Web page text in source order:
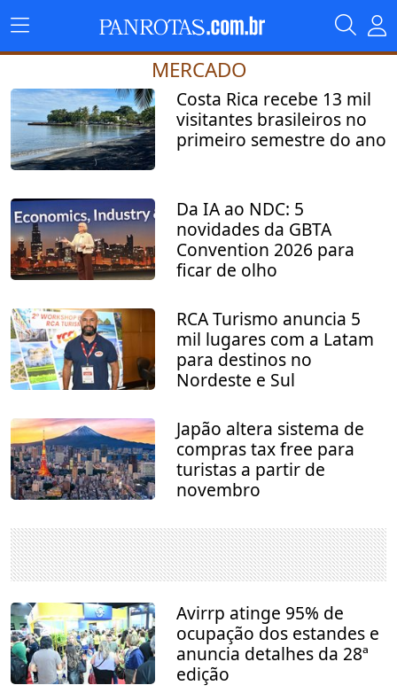
MERCADO
Costa Rica recebe 13 mil
visitantes brasileiros no
primeiro semestre do ano
Da IA ao NDC: 5
novidades da GBTA
Convention 2026 para
ficar de olho
RCA Turismo anuncia 5
mil lugares com a Latam
para destinos no
Nordeste e Sul
Japão altera sistema de
compras tax free para
turistas a partir de
novembro
Avirrp atinge 95% de
ocupação dos estandes e
anuncia detalhes da 28ª
edição